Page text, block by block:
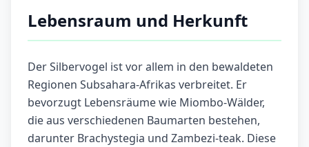
Lebensraum und Herkunft
Der Silbervogel ist vor allem in den bewaldeten
Regionen Subsahara-Afrikas verbreitet. Er
bevorzugt Lebensräume wie Miombo-Wälder,
die aus verschiedenen Baumarten bestehen,
darunter Brachystegia und Zambezi-teak. Diese